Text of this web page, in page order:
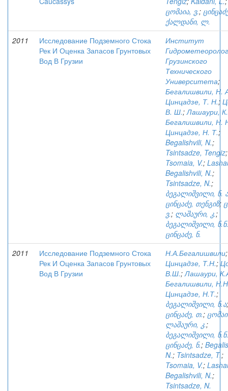
ცომაია, ვ.;
ქალდანი, ლ.
2011
Исследование Подземного Стока
Рек И Оценка Запасов Грунтовых
Вод В Грузии
Институт
Грузинского
Технического
Университета;
Бегалишвили, Н.
Цинцадзе, Т. Н.;
В. Ш.;Лашаури,
Бегалишвили, Н.
Цинцадзе, Н. Т.;
Begalishvili, N.;
Tsintsadze, Tengiz;
Tsomaia, V.;
Begalishvili, N.;
Tsintsadze, N.;
ბეგალიშვილი, ნ.
ცინცაძე, თენგიზ;
ვ.; ლაშაური, კ.;
ბეგალიშვილი, ნ.ნ.
ცინცაძე, ნ.
2011
Исследование Подземного Стока
Рек И Оценка Запасов Грунтовых
Вод В Грузии
Н.А.Бегалишвили;
Цинцадзе, Т.Н.;
В.Ш.;Лашаури,
Бегалишвили,
Цинцадзе, Н.Т.;
ბეგალიშვილი, ნ.ა;
ცინცაძე, თ.;
ლაშაური, კ.;
ბეგალიშვილი, ნ.ნ.
ცინცაძე, ნ.;
N.; Tsintsadze, T.;
Tsomaia, V.;
Begalishvili, N.;
Tsintsadze, N.